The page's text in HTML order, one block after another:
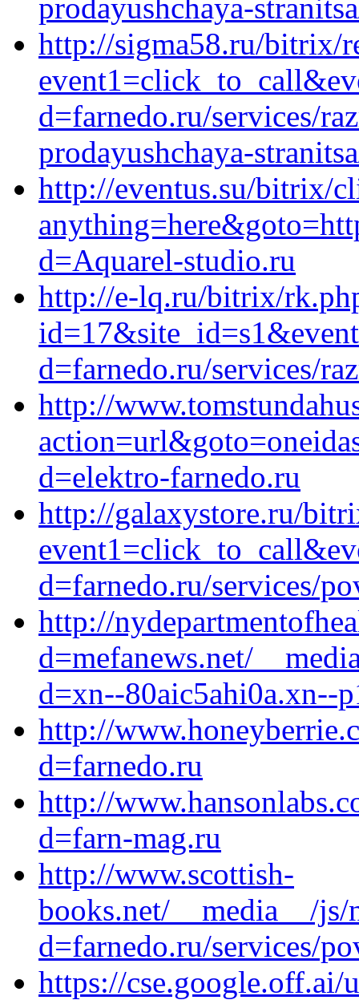
prodayushchaya-
http://sigma58.ru/bitrix/
d=farnedo.ru/services/
prodayushchaya-
http://eventus.su/bitrix/
d=Aquarel-studio.ru
http://e-lq.ru/bitrix/
d=farnedo.ru/services/
http://
d=elektro-farnedo.ru
http://galaxystore.ru/
d=farnedo.ru/services/
http://
d=mefanews.net/
d=xn--80aic5ahi0a.xn--
http://
d=farnedo.ru
http://
d=farn-mag.ru
http://www.scottish-
books.net/__media__/js/
d=farnedo.ru/services/
https://